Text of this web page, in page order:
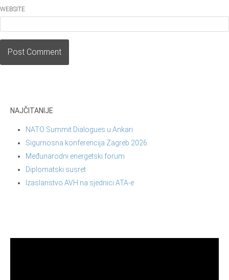
WEBSITE
Post Comment
NAJČITANIJE
NATO Summit Dialogues u Ankari
Sigurnosna konferencija Zagreb 2026.
Međunarodni energetski forum
Diplomatski susret
Izaslanstvo AVH na sjednici ATA-e